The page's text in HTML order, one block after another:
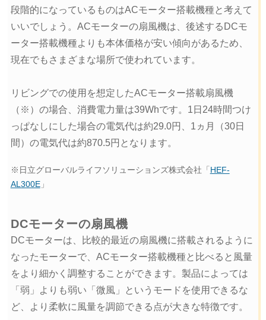
段階的になっているものはACモーター搭載機種と考えて
いいでしょう。ACモーターの扇風機は、後述するDCモ
ーター搭載機種よりも本体価格が安い傾向があるため、
現在でもさまざまな場所で使われています。
リビングでの使用を想定したACモーター搭載扇風機
（※）の場合、消費電力量は39Whです。1日24時間つけ
っぱなしにした場合の電気代は約29.0円、1ヵ月（30日
間）の電気代は約870.5円となります。
※日立グローバルライフソリューションズ株式会社「 HEF-
AL300E」
DCモーターの扇風機
DCモーターは、比較的最近の扇風機に搭載されるように
なったモーターで、ACモーター搭載機種と比べると風量
をより細かく調整することができます。製品によっては
「弱」よりも弱い「微風」というモードを使用できるな
ど、より柔軟に風量を調節できる点が大きな特徴です。